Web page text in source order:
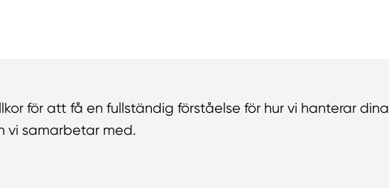
för att få en fullständig förståelse för hur vi hanterar dina
vi samarbetar med.